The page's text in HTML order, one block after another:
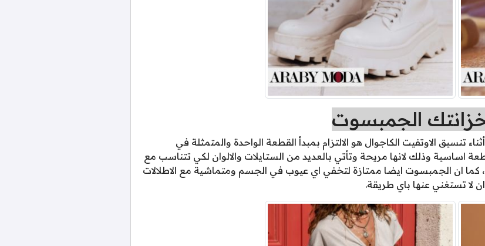
الجمبسوت
تنسيق الاوتفيت الكاجوال هو الالتزام بمبدأ القطعة الواحدة والمتمثلة في
وذلك لانها مريحة وتأتي بالعديد من الستايلات والالوان لكي تتناسب مع
كما ان الجمبسوت ايضا ممتازة لتخفي اي عيوب في الجسم ومتماشية مع الاطلالات
لا تستغني عنها باي طريقة.